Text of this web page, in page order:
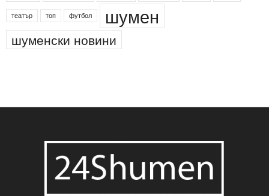
театър топ футбол шумен
шуменски новини